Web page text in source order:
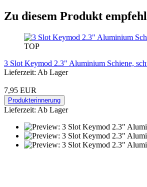
Zu diesem Produkt
TOP
3 Slot Keymod 2.3" Aluminium Schiene,
Lieferzeit: Ab Lager
7,95 EUR
Produkterinnerung
Lieferzeit: Ab Lager